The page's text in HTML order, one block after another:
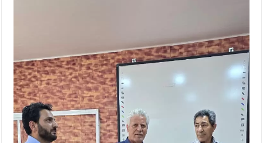
دعوة المكلفين بخدمة العلم (الدفعة الثالثة) إلى مراجعة منصة خدمة
العلم
الملك يلتقي مجموعة من رفاق السلاح
الملك يتلقى اتصالا هاتفيا من العاهل البحريني
القاضي محمود أحمد فريحات.. مبارك ومزيدا من التوفيق